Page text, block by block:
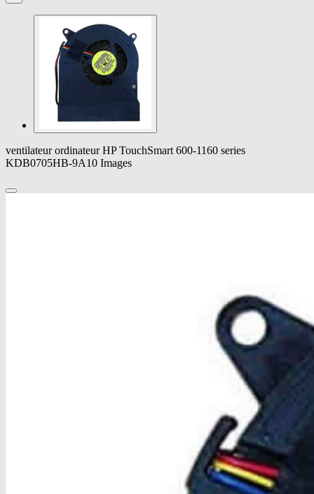
ventilateur ordinateur HP TouchSmart 600-1160 series
KDB0705HB-9A10 Images